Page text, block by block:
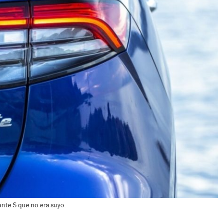
S que no era suyo.